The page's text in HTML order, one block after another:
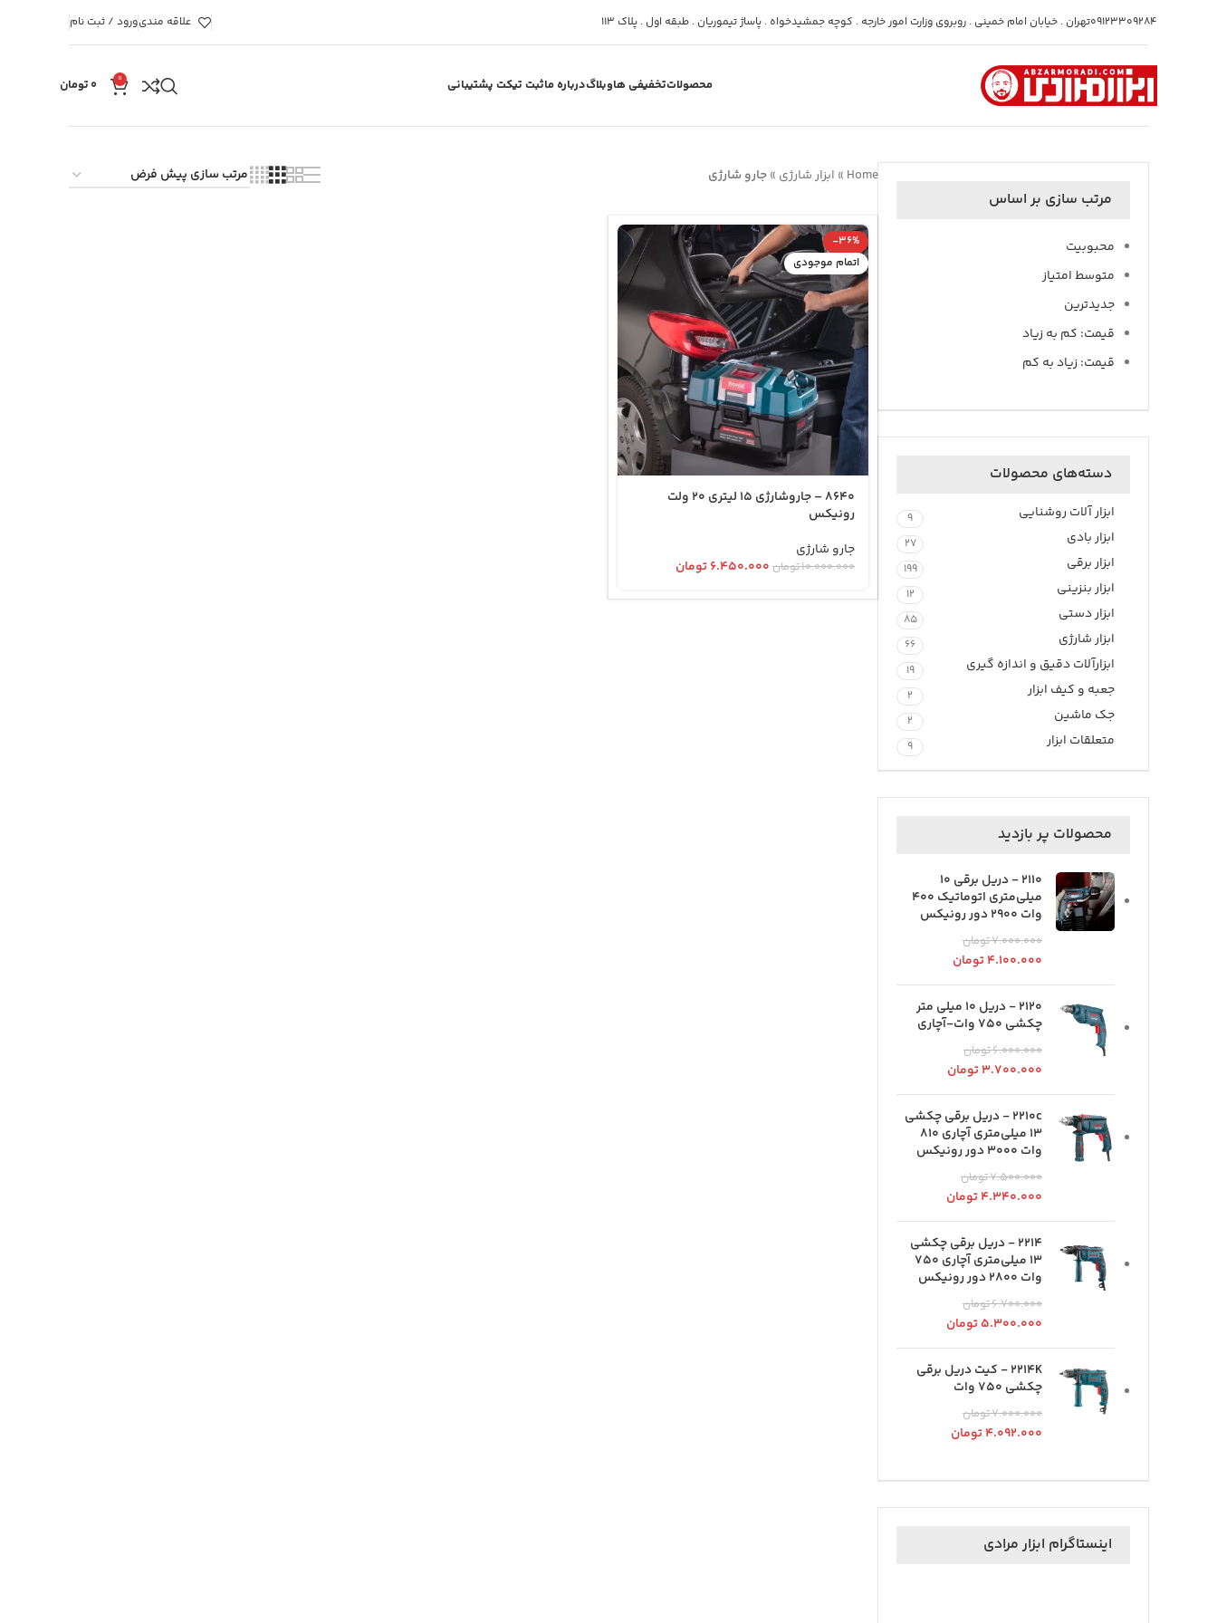
09123309284تهران . خیابان امام خمینی . روبروی وزارت امور خارجه . کوچه جمشیدخواه . پاساژ تیموریان . طبقه اول . پلاک 113 علاقه مندیورود / ثبت نام
محصولاتتخفیفی هاوبلاگدرباره ماثبت تیکت پشتیبانی 0 ۰ تومان
مرتب سازی بر اساس
محبوبیت
متوسط امتیاز
جدیدترین
قیمت: کم به زیاد
قیمت: زیاد به کم
دسته‌های محصولات
ابزار آلات روشنایی 9
ابزار بادی 27
ابزار برقی 199
ابزار بنزینی 12
ابزار دستی 85
ابزار شارژی 66
ابزارآلات دقیق و اندازه گیری 19
جعبه و کیف ابزار 2
جک ماشین 2
متعلقات ابزار 9
محصولات پر بازدید
2110 - دریل برقی 10
میلی‌متری اتوماتیک 400
وات 2900 دور رونیکس
۷.۰۰۰.۰۰۰تومان
۴.۱۰۰.۰۰۰تومان
2120 - دریل 10 میلی متر
چکشی 750 وات-آچاری
۶.۰۰۰.۰۰۰تومان
۳.۷۰۰.۰۰۰تومان
2210c - دریل برقی چکشی
13 میلی‌متری آچاری 810
وات 3000 دور رونیکس
۷.۵۰۰.۰۰۰تومان
۴.۳۴۰.۰۰۰تومان
2214 - دریل برقی چکشی
13 میلی‌متری آچاری 750
وات 2800 دور رونیکس
۶.۷۰۰.۰۰۰تومان
۵.۳۰۰.۰۰۰تومان
2214K - کیت دریل برقی
چکشی 750 وات
۷.۰۰۰.۰۰۰تومان
۴.۰۹۲.۰۰۰تومان
اینستاگرام ابزار مرادی
Home
» ابزار شارژی »جارو شارژی
-36%
اتمام موجودی
8640 – جاروشارژی 15 لیتری 20 ولت
رونیکس
جارو شارژی
۱۰.۰۰۰.۰۰۰تومان ۶.۴۵۰.۰۰۰تومان